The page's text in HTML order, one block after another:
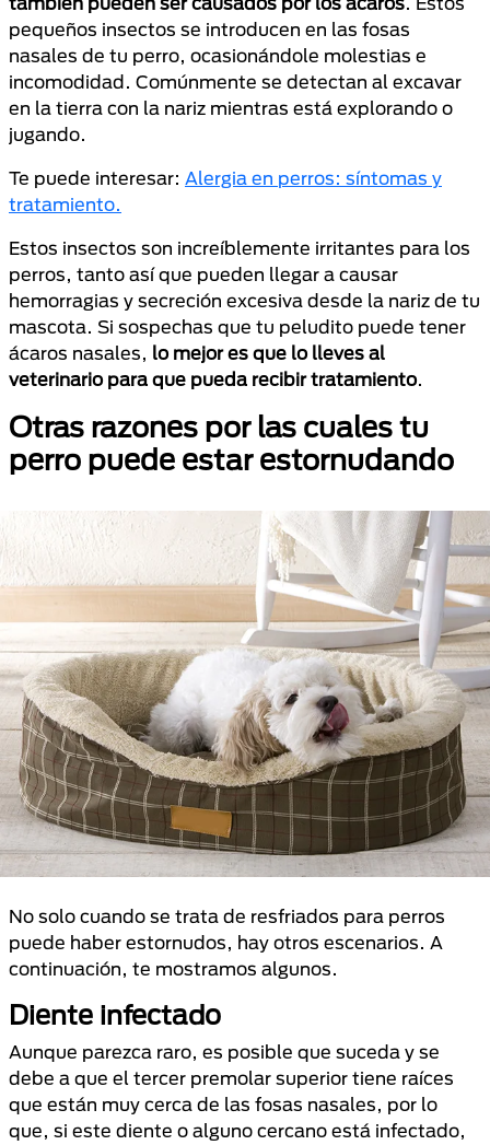
pequeños insectos se introducen en las fosas
nasales de tu perro, ocasionándole molestias e
incomodidad. Comúnmente se detectan al excavar
en la tierra con la nariz mientras está explorando o
jugando.
Te puede interesar: Alergia en perros: síntomas y
tratamiento.
Estos insectos son increíblemente irritantes para los
perros, tanto así que pueden llegar a causar
hemorragias y secreción excesiva desde la nariz de tu
mascota. Si sospechas que tu peludito puede tener
ácaros nasales, lo mejor es que lo lleves al
veterinario para que pueda recibir tratamiento.
Otras razones por las cuales tu
perro puede estar estornudando
No solo cuando se trata de resfriados para perros
puede haber estornudos, hay otros escenarios. A
continuación, te mostramos algunos.
Diente infectado
Aunque parezca raro, es posible que suceda y se
debe a que el tercer premolar superior tiene raíces
que están muy cerca de las fosas nasales, por lo
que, si este diente o alguno cercano está infectado,